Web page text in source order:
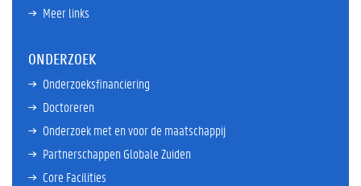
Meer links
ONDERZOEK
Onderzoeksfinanciering
Doctoreren
Onderzoek met en voor de maatschappij
Partnerschappen Globale Zuiden
Core Facilities